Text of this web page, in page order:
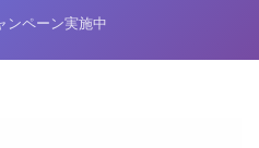
ンペーン実施中